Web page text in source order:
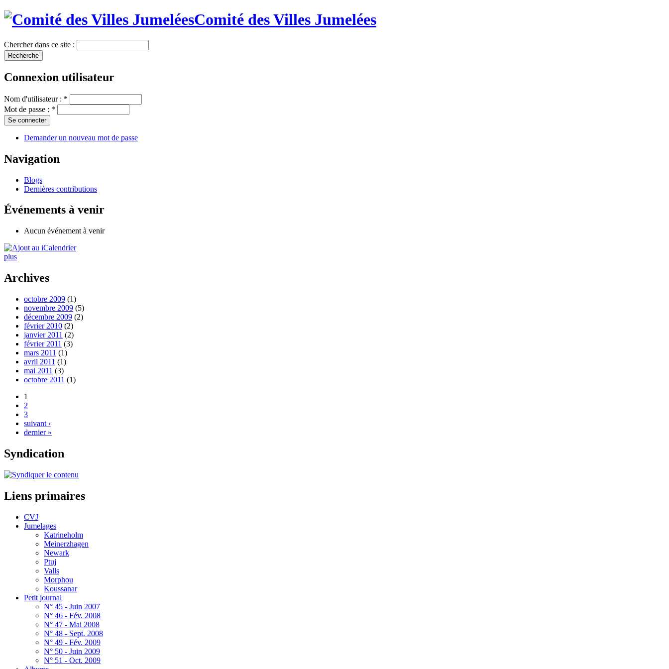
Comité des Villes Jumelées
Chercher dans ce site :
Connexion utilisateur
Nom d'utilisateur : *
Mot de passe : *
Demander un nouveau mot de passe
Navigation
Blogs
Dernières contributions
Événements à venir
Aucun événement à venir
plus
Archives
octobre 2009 (1)
novembre 2009 (5)
décembre 2009 (2)
février 2010 (2)
janvier 2011 (2)
février 2011 (3)
mars 2011 (1)
avril 2011 (1)
mai 2011 (3)
octobre 2011 (1)
1
2
3
suivant ›
dernier »
Syndication
Liens primaires
CVJ
Jumelages
Katrineholm
Meinerzhagen
Newark
Ptuj
Valls
Morphou
Koussanar
Petit journal
N° 45 - Juin 2007
N° 46 - Fév. 2008
N° 47 - Mai 2008
N° 48 - Sept. 2008
N° 49 - Fév. 2009
N° 50 - Juin 2009
N° 51 - Oct. 2009